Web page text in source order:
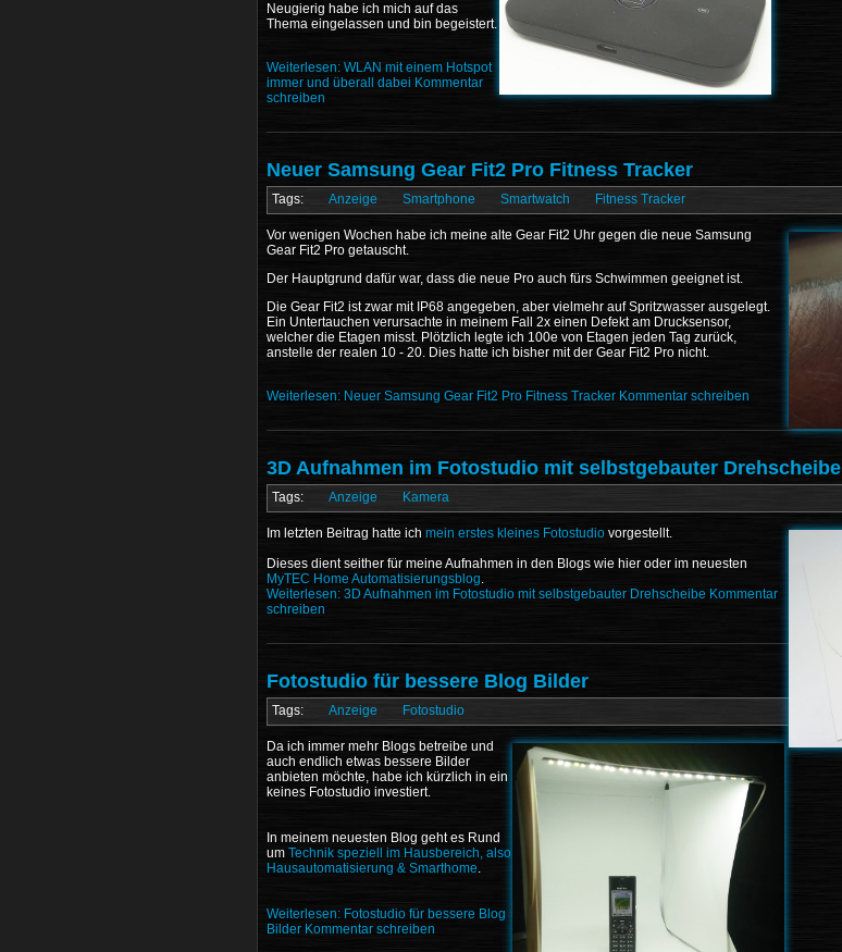
Neugierig habe ich mich auf das
Thema eingelassen und bin begeistert.
Weiterlesen: WLAN mit einem Hotspot
immer und überall dabei Kommentar
schreiben
Neuer Samsung Gear Fit2 Pro Fitness Tracker
Anzeige Smartphone Smartwatch Fitness Tracker
Vor wenigen Wochen habe ich meine alte Gear Fit2 Uhr gegen die neue Samsung
Gear Fit2 Pro getauscht.
Der Hauptgrund dafür war, dass die neue Pro auch fürs Schwimmen geeignet ist.
Die Gear Fit2 ist zwar mit IP68 angegeben, aber vielmehr auf Spritzwasser ausgelegt.
Ein Untertauchen verursachte in meinem Fall 2x einen Defekt am Drucksensor,
welcher die Etagen misst. Plötzlich legte ich 100e von Etagen jeden Tag zurück,
anstelle der realen 10 - 20. Dies hatte ich bisher mit der Gear Fit2 Pro nicht.
Weiterlesen: Neuer Samsung Gear Fit2 Pro Fitness Tracker Kommentar schreiben
3D Aufnahmen im Fotostudio mit selbstgebauter Drehscheibe
Anzeige Kamera
Im letzten Beitrag hatte ich mein erstes kleines Fotostudio vorgestellt.
Dieses dient seither für meine Aufnahmen in den Blogs wie hier oder im neuesten
MyTEC Home Automatisierungsblog.
Weiterlesen: 3D Aufnahmen im Fotostudio mit selbstgebauter Drehscheibe Kommentar
schreiben
Fotostudio für bessere Blog Bilder
Anzeige Fotostudio
Da ich immer mehr Blogs betreibe und
auch endlich etwas bessere Bilder
anbieten möchte, habe ich kürzlich in ein
keines Fotostudio investiert.
In meinem neuesten Blog geht es Rund
um Technik speziell im Hausbereich, also
Hausautomatisierung & Smarthome.
Weiterlesen: Fotostudio für bessere Blog
Bilder Kommentar schreiben